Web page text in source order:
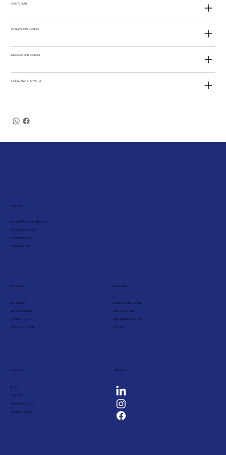
CONTENUTI
DURATA DEL CORSO
EROGAZIONE CORSO
PRESENZA o REMOTO
CONTATTI
Piazza di Porta Castiglione, 14
40136, Bologna (BO)
info@leanbet.eu
+39 376 210 8166
LEANBET
CHI SIAMO
VALORE PER TE
COSA FACCIAMO
CATALOGO CORSI
PERCORSI
ESPERIENZE KAIZEN
LEAN SIX SIGMA
INDUSTRIAL MAKERS
PDC-AI
LINK UTILI
BLOG
CONTATTI
PRIVACY POLICY
COOKIE POLICY
SEGUICI